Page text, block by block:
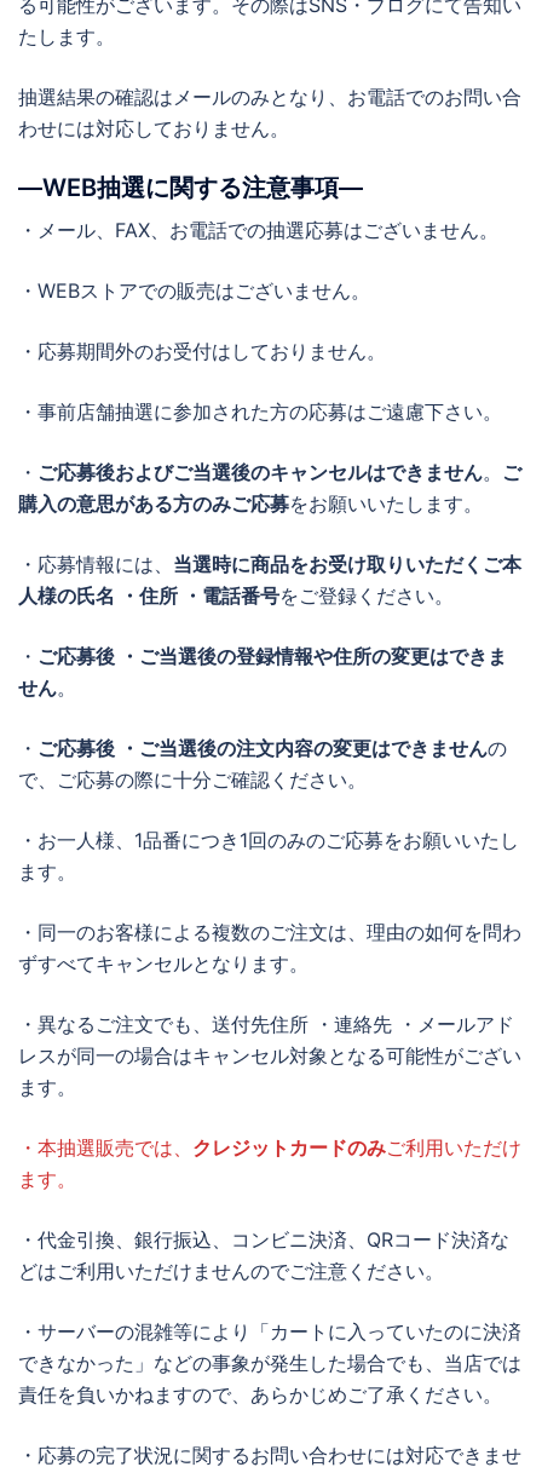
る可能性がございます。その際はSNS・ブログにて告知い
たします。
抽選結果の確認はメールのみとなり、お電話でのお問い合
わせには対応しておりません。
―WEB抽選に関する注意事項―
・メール、FAX、お電話での抽選応募はございません。
・WEBストアでの販売はございません。
・応募期間外のお受付はしておりません。
・事前店舗抽選に参加された方の応募はご遠慮下さい。
・ ご応募後およびご当選後のキャンセルはできません。 ご
購入の意思がある方のみご応募をお願いいたします。
・応募情報には、 当選時に商品をお受け取りいただくご本
人様の氏名 ・住所 ・電話番号をご登録ください。
・ ご応募後 ・ご当選後の登録情報や住所の変更はできま
せん。
・ ご応募後 ・ご当選後の注文内容の変更はできませんの
で、ご応募の際に十分ご確認ください。
・お一人様、1品番につき1回のみのご応募をお願いいたし
ます。
・同一のお客様による複数のご注文は、理由の如何を問わ
ずすべてキャンセルとなります。
・異なるご注文でも、送付先住所 ・連絡先 ・メールアド
レスが同一の場合はキャンセル対象となる可能性がござい
ます。
・本抽選販売では、 クレジットカードのみご利用いただけ
ます。
・代金引換、銀行振込、コンビニ決済、QRコード決済な
どはご利用いただけませんのでご注意ください。
・サーバーの混雑等により「カートに入っていたのに決済
できなかった」などの事象が発生した場合でも、当店では
責任を負いかねますので、あらかじめご了承ください。
・応募の完了状況に関するお問い合わせには対応できませ